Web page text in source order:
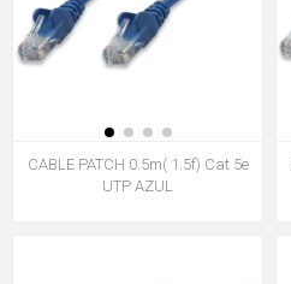
CABLE PATCH 0.5m( 1.5f) Cat 5e
UTP AZUL